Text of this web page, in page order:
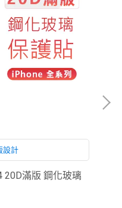
設計
20D滿版 鋼化玻璃